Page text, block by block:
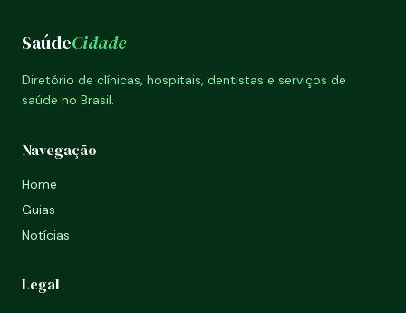
SaúdeCidade
Diretório de clínicas, hospitais, dentistas e serviços de
saúde no Brasil.
Navegação
Home
Guias
Notícias
Legal